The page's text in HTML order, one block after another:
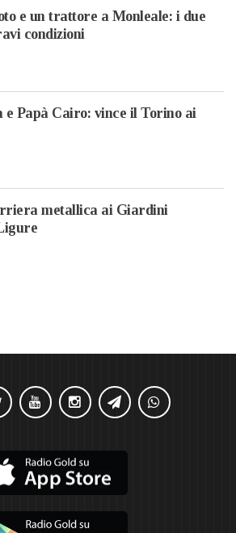
e un trattore a Monleale: i due
condizioni
Papà Cairo: vince il Torino ai
metallica ai Giardini